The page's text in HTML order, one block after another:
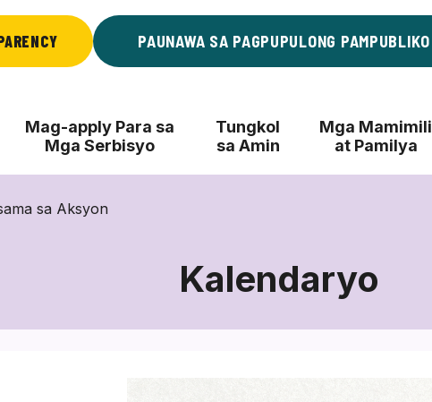
PAUNAWA SA PAGPUPULONG PAMPUBLIKO
Mag-apply Para sa
Mga Serbisyo
Tungkol
sa Amin
Mga Mamimili
at Pamilya
sa Aksyon
Kalendaryo